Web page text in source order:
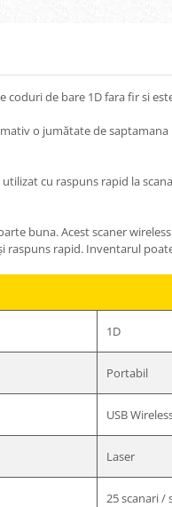
coduri de bare 1D fara fir si
o jumătate de saptamana
cu raspuns rapid la
buna. Acest scaner
raspuns rapid. Inventarul
1D
Portabil
USB
Laser
25 scanari /